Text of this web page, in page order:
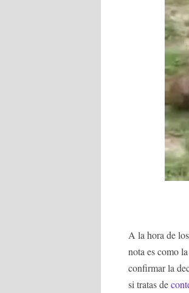
A la hora de
nota es como
confirmar la
si tratas de